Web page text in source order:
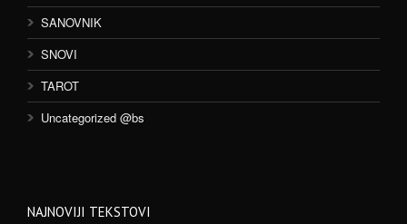
SANOVNIK
SNOVI
TAROT
Uncategorized @bs
NAJNOVIJI TEKSTOVI